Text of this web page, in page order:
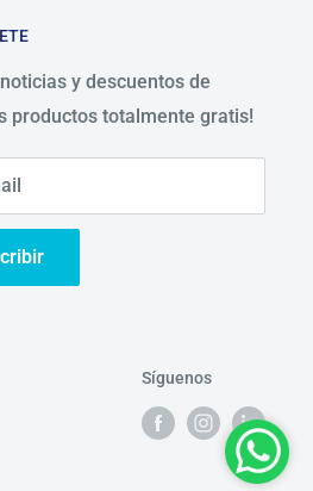
noticias y descuentos de
productos totalmente gratis!
Síguenos